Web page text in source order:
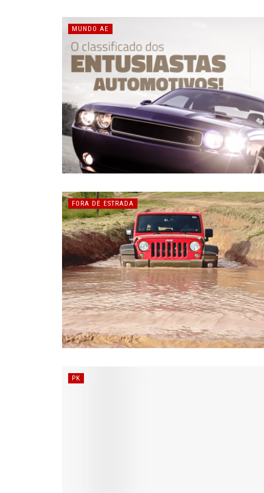
MUNDO AE
FORA DE ESTRADA
PK